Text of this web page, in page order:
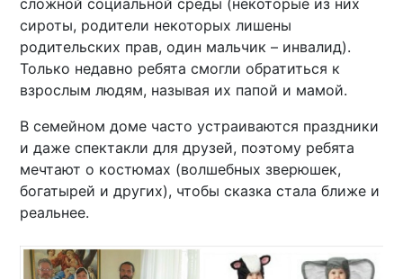
сироты, родители некоторых лишены
родительских прав, один мальчик – инвалид).
Только недавно ребята смогли обратиться к
взрослым людям, называя их папой и мамой.
В семейном доме часто устраиваются праздники
и даже спектакли для друзей, поэтому ребята
мечтают о костюмах (волшебных зверюшек,
богатырей и других), чтобы сказка стала ближе и
реальнее.